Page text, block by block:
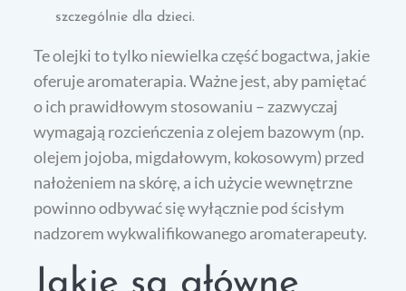
szczególnie dla dzieci.
Te olejki to tylko niewielka część bogactwa, jakie
oferuje aromaterapia. Ważne jest, aby pamiętać
o ich prawidłowym stosowaniu – zazwyczaj
wymagają rozcieńczenia z olejem bazowym (np.
olejem jojoba, migdałowym, kokosowym) przed
nałożeniem na skórę, a ich użycie wewnętrzne
powinno odbywać się wyłącznie pod ścisłym
nadzorem wykwalifikowanego aromaterapeuty.